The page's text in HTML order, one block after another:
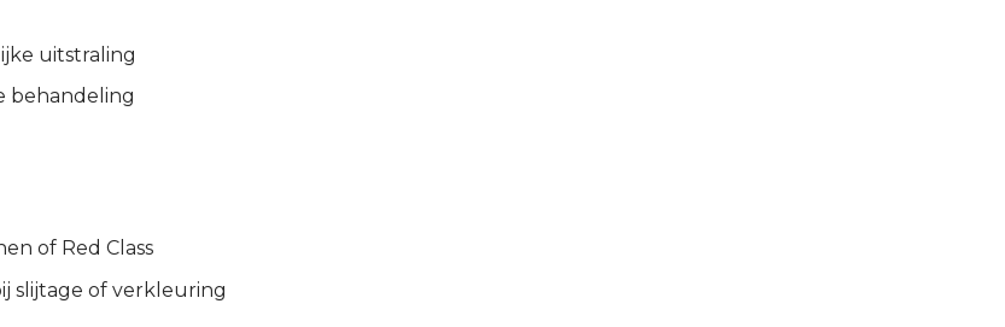
uitstraling
behandeling
of Red Class
slijtage of verkleuring